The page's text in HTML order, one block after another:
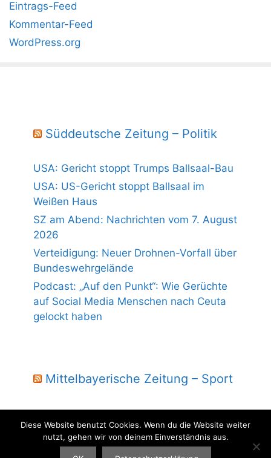
Eintrags-Feed
Kommentar-Feed
WordPress.org
Süddeutsche Zeitung – Politik
USA: Gericht stoppt Trumps Ballsaal-Bau
USA: US-Gericht stoppt Ballsaal im
Weißen Haus
SZ am Abend: Nachrichten vom 7. August
2026
Verteidigung: Neuer Drohnen-Vorfall über
Bundeswehrgelände
Podcast: „Auf den Punkt“: Wie Gerüchte
auf Social Media Menschen nach Ceuta
gelockt haben
Mittelbayerische Zeitung – Sport
© 2004 - 2026 Laber Jura - powered by wmm-gbr.de
Diese Website benutzt Cookies. Wenn du die Website weiter
nutzt, gehen wir von deinem Einverständnis aus.